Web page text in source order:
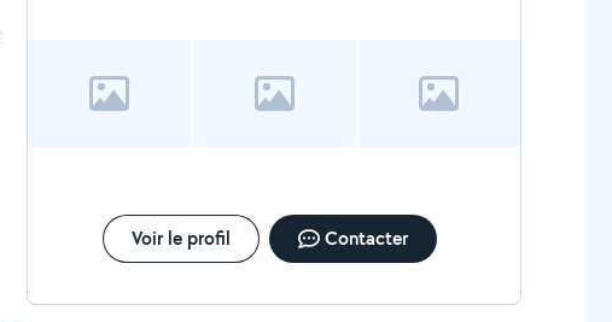
Voir le profil Contacter